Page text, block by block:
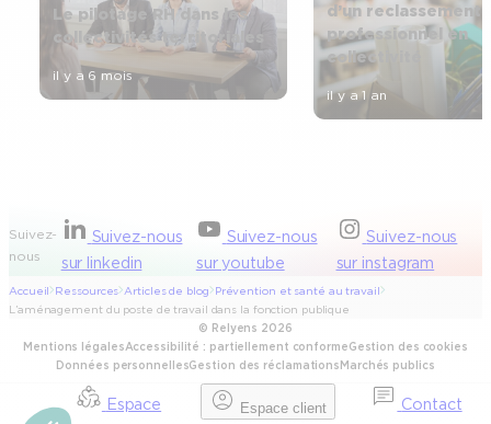
Espace
Espace client Contact
Le pilotage RH dans les
collectivités territoriales
il y a 6 mois
d’un reclassement
professionnel en
collectivité
il y a 1 an
Suivez-
nous
Suivez-nous
sur linkedin
Suivez-nous
sur youtube
Suivez-nous
sur instagram
Accueil Ressources Articles de blog Prévention et santé au travail
L’aménagement du poste de travail dans la fonction publique
© Relyens 2026
Mentions légalesAccessibilité : partiellement conformeGestion des cookies
Données personnellesGestion des réclamationsMarchés publics